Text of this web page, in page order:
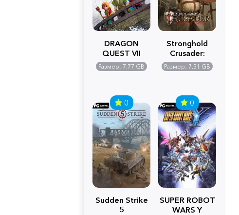
DRAGON
QUEST VII
Reimagined
Размер: 7.77 GB
Stronghold
Crusader:
Definitive
Edition
Размер: 7.31 GB
0
Sudden Strike
5
0
SUPER ROBOT
WARS Y